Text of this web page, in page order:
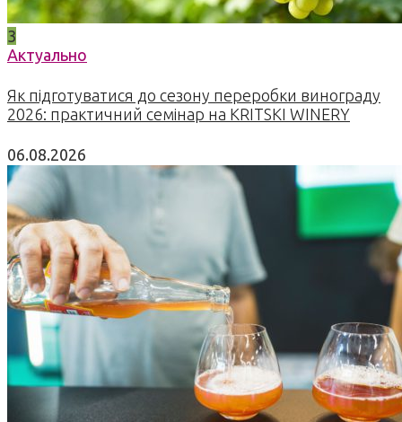
3
Актуально
Як підготуватися до сезону переробки винограду
2026: практичний семінар на KRITSKI WINERY
06.08.2026